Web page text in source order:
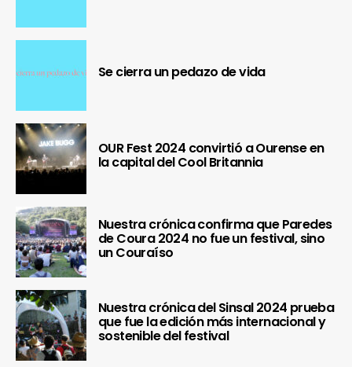
Se cierra un pedazo de vida
OUR Fest 2024 convirtió a Ourense en
la capital del Cool Britannia
Nuestra crónica confirma que Paredes
de Coura 2024 no fue un festival, sino
un Couraíso
Nuestra crónica del Sinsal 2024 prueba
que fue la edición más internacional y
sostenible del festival